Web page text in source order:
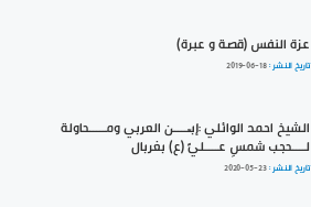
عزة النفس (قصة و عبرة)
تاريخ النشر :2019-06-18
الشيخ احمد الوائلي :إبـــــن العربي ومـــــحاولة
لــــحجب شمسِ عــــليٍّ (ع) بغربال
تاريخ النشر :2020-05-23